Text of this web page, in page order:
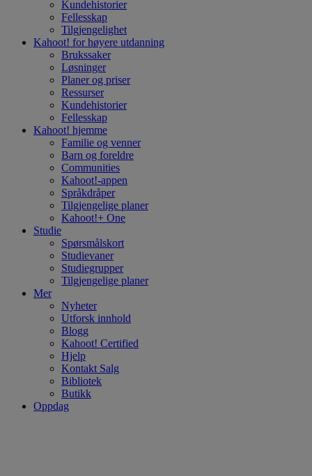
Kundehistorier
Fellesskap
Tilgjengelighet
Kahoot! forhøyere utdanning
Brukssaker
Løsninger
Planer og priser
Ressurser
Kundehistorier
Fellesskap
Kahoot! hjemme
Familie og venner
Barn og foreldre
Communities
Kahoot!-appen
Språkdråper
Tilgjengelige planer
Kahoot!+ One
Studie
Spørsmålskort
Studievaner
Studiegrupper
Tilgjengelige planer
Mer
Nyheter
Utforsk innhold
Blogg
Kahoot! Certified
Hjelp
Kontakt Salg
Bibliotek
Butikk
Oppdag